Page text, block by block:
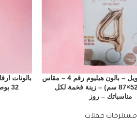
بالونات ارقام فويل – بالون هيليوم رقم 4 – مقاس
32 بوصة (52×87 سم) – زينة فخمة لكل
مناسباتك – روز
مستلزمات حفلات